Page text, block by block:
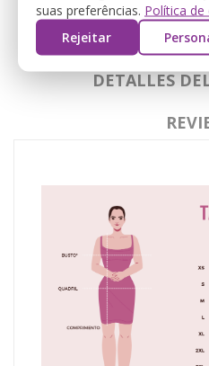
DETALLES
suas preferências. Política de
Rejeitar